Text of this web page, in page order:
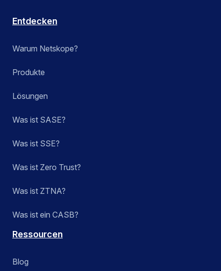
Entdecken
Warum Netskope?
Produkte
Lösungen
Was ist SASE?
Was ist SSE?
Was ist Zero Trust?
Was ist ZTNA?
Was ist ein CASB?
Ressourcen
Blog